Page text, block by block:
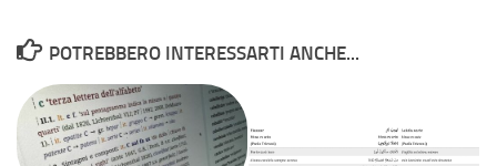
POTREBBERO INTERESSARTI ANCHE...